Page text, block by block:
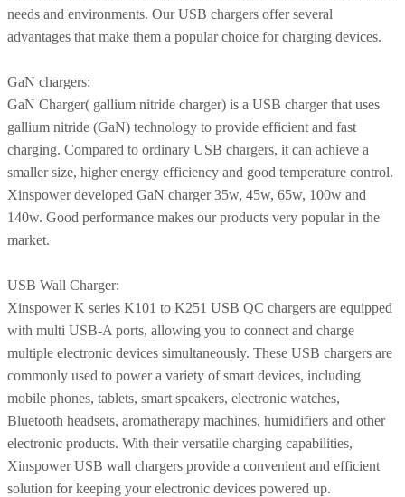
needs and environments. Our USB chargers offer several
advantages that make them a popular choice for charging devices.
GaN chargers:
GaN Charger( gallium nitride charger) is a USB charger that uses
gallium nitride (GaN) technology to provide efficient and fast
charging. Compared to ordinary USB chargers, it can achieve a
smaller size, higher energy efficiency and good temperature control.
Xinspower developed GaN charger 35w, 45w, 65w, 100w and
140w. Good performance makes our products very popular in the
market.
USB Wall Charger:
Xinspower K series K101 to K251 USB QC chargers are equipped
with multi USB-A ports, allowing you to connect and charge
multiple electronic devices simultaneously. These USB chargers are
commonly used to power a variety of smart devices, including
mobile phones, tablets, smart speakers, electronic watches,
Bluetooth headsets, aromatherapy machines, humidifiers and other
electronic products. With their versatile charging capabilities,
Xinspower USB wall chargers provide a convenient and efficient
solution for keeping your electronic devices powered up.